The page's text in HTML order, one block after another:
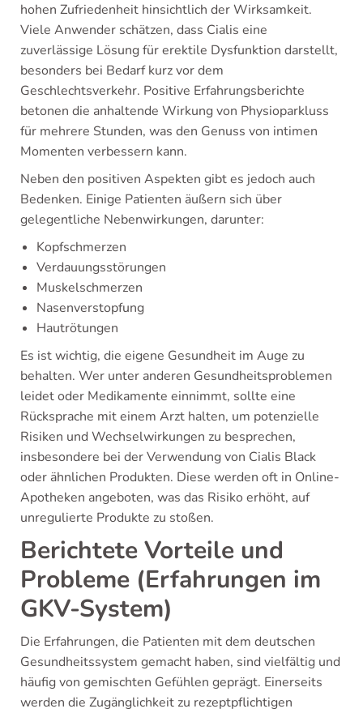
hohen Zufriedenheit hinsichtlich der Wirksamkeit.
Viele Anwender schätzen, dass Cialis eine
zuverlässige Lösung für erektile Dysfunktion darstellt,
besonders bei Bedarf kurz vor dem
Geschlechtsverkehr. Positive Erfahrungsberichte
betonen die anhaltende Wirkung von Physioparkluss
für mehrere Stunden, was den Genuss von intimen
Momenten verbessern kann.
Neben den positiven Aspekten gibt es jedoch auch
Bedenken. Einige Patienten äußern sich über
gelegentliche Nebenwirkungen, darunter:
Kopfschmerzen
Verdauungsstörungen
Muskelschmerzen
Nasenverstopfung
Hautrötungen
Es ist wichtig, die eigene Gesundheit im Auge zu
behalten. Wer unter anderen Gesundheitsproblemen
leidet oder Medikamente einnimmt, sollte eine
Rücksprache mit einem Arzt halten, um potenzielle
Risiken und Wechselwirkungen zu besprechen,
insbesondere bei der Verwendung von Cialis Black
oder ähnlichen Produkten. Diese werden oft in Online-
Apotheken angeboten, was das Risiko erhöht, auf
unregulierte Produkte zu stoßen.
Berichtete Vorteile und
Probleme (Erfahrungen im
GKV-System)
Die Erfahrungen, die Patienten mit dem deutschen
Gesundheitssystem gemacht haben, sind vielfältig und
häufig von gemischten Gefühlen geprägt. Einerseits
werden die Zugänglichkeit zu rezeptpflichtigen